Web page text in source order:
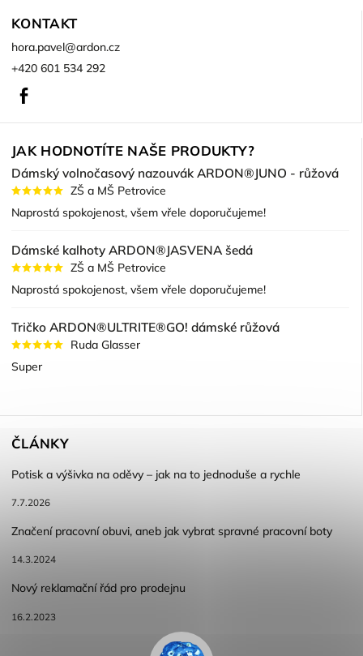
KONTAKT
hora.pavel@ardon.cz
+420 601 534 292
JAK HODNOTÍTE NAŠE PRODUKTY?
Dámský volnočasový nazouvák ARDON®JUNO - růžová
ZŠ a MŠ Petrovice
Naprostá spokojenost, všem vřele doporučujeme!
Dámské kalhoty ARDON®JASVENA šedá
ZŠ a MŠ Petrovice
Naprostá spokojenost, všem vřele doporučujeme!
Tričko ARDON®ULTRITE®GO! dámské růžová
Ruda Glasser
Super
ČLÁNKY
Potisk a výšivka na oděvy – jak na to jednoduše a rychle
7.7.2026
Značení pracovní obuvi, aneb jak vybrat spravné pracovní boty
14.3.2024
Nový reklamační řád pro prodejnu
16.2.2023